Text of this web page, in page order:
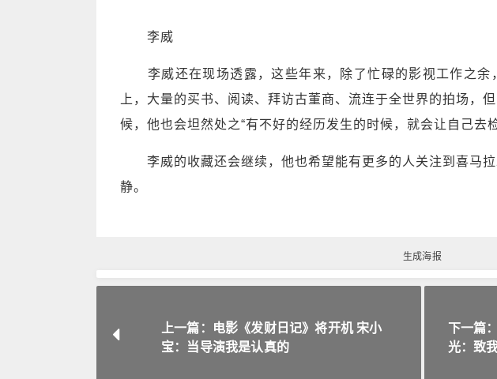
李威
李威还在现场透露，这些年来，除了忙碌的影视工作之余
上，大量的买书、阅读、拜访古董商、流连于全世界的拍场，
候，他也会坦然处之“有不好的经历发生的时候，就会让自己去
李威的收藏还会继续，他也希望能有更多的人关注到喜马拉
静。
生成海报
上一篇：电影《发财日记》将开机 宋小
宝：当导演我是认真的
下一篇
光：致